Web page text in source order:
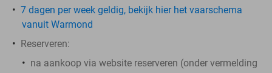
7 dagen per week geldig, bekijk hier het vaarschema
vanuit Warmond
Reserveren:
na aankoop via website reserveren (onder vermelding